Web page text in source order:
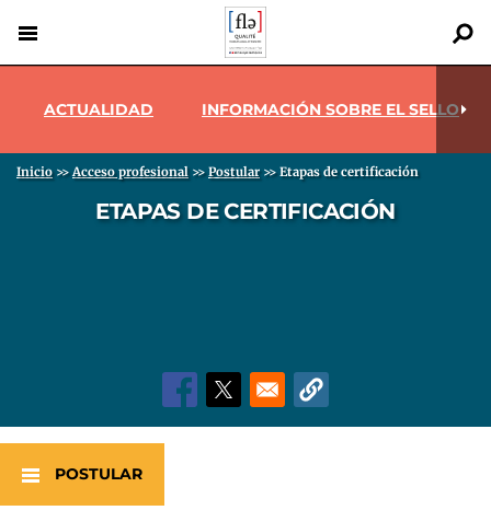
contenido
ACTUALIDAD INFORMACIÓN SOBRE EL SELLO
Sobrescribir enlaces de ayuda a la navegación
Inicio >> Acceso profesional >> Postular >> Etapas de certificación
ETAPAS DE CERTIFICACIÓN
POSTULAR